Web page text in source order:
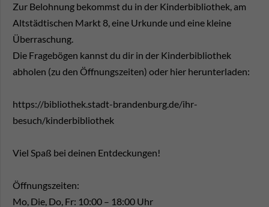
Zur Belohnung bekommst du in der Kinderbibliothek, am
Altstädtischen Markt 8, eine Urkunde und eine kleine
Überraschung.
Die Fragebögen kannst du dir in der Kinderbibliothek
abholen (zu den Öffnungszeiten) oder hier herunterladen:
https://bibliothek.stadt-brandenburg.de/ihr-
besuch/kinderbibliothek
Viel Spaß bei deinen Entdeckungen!
Öffnungszeiten:
Mo, Die, Do, Fr: 10:00 – 18:00 Uhr